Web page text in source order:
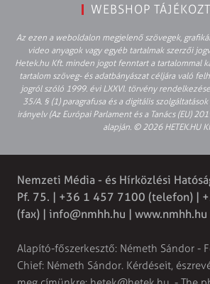
WEBSHOP
Az ezen a weboldalon megjelenő szövegek,
video anyagok vagy egyéb tartalmak szerzői
Hetek.hu Kft. minden jogot fenntart a tartalommal
tartalom szöveg- és adatbányászat céljára való
jogról szóló 1999. évi LXXVI. törvény
35/A. § (1) paragrafusa és a digitális
irányelv (Az Európai Parlament és a Tanács (EU)
alapján. © 2026 HETEK.HU
Nemzeti Média - és Hírközlési
Pf. 75. | +36 1 457 7100 (telefon) |
(fax) | info@nmhh.hu | www.nmhh.hu
Alapító-főszerkesztő: Németh Sándor -
Chief: Németh Sándor. Kérdéseit,